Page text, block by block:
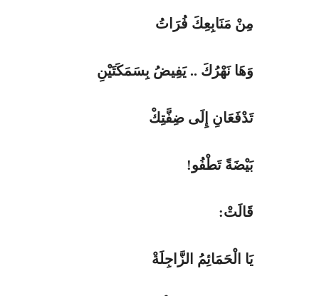
مِنْ مَنَابِعِكَ فُرَاتُ
وَهَا نَهْرُكَ .. يَفِيضُ بِسَمَكَتَيْنِ
تَدْفَعَانِ إِلَى ضِفَّتِكْ
بَيْضَةً تَطْفُو!
قَالَتْ:
يَا الْحَمَائِمُ الزَّاجِلَةْ